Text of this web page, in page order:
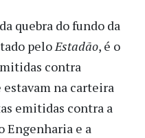
quebra do fundo da
peloEstadão, é o
contra
na carteira
emitidas contra a
Engenharia e a